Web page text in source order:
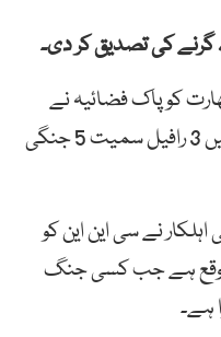
کی تصدیق کر دی۔
کو پاک فضائیہ نے
مؤثر جواب دیا۔ اور جوابی کارروائی میں 3 رافیل سمیت 5 جنگی
نے سی این این کو
موقع ہے جب کسی جنگ
ہے۔